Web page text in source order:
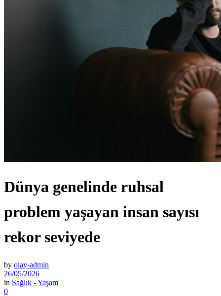
Dünya genelinde ruhsal
problem yaşayan insan sayısı
rekor seviyede
by olay-admin
26/05/2026
in Sağlık - Yaşam
0